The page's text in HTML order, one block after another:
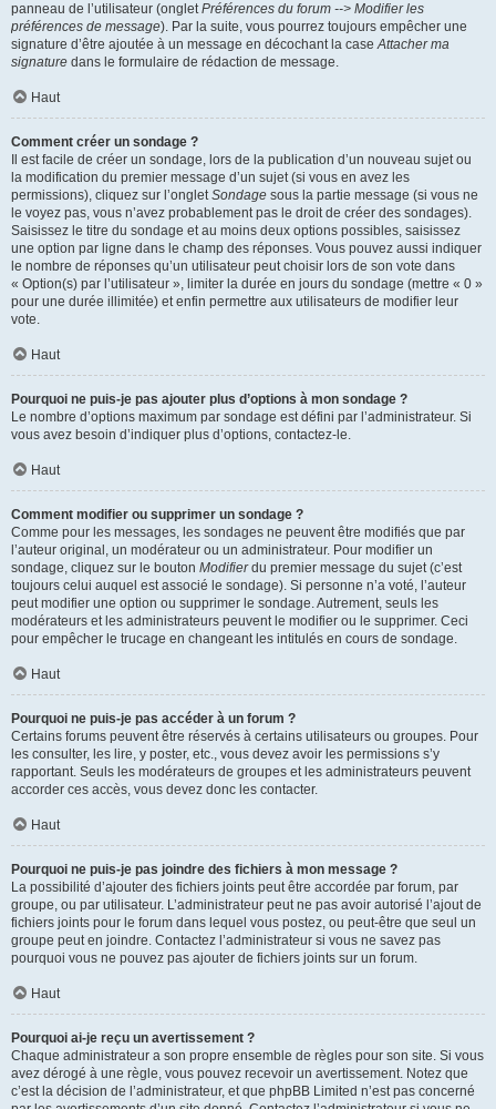
panneau de l’utilisateur (ongletPréférences du forum --> Modifier les
préférences de message). Par la suite, vous pourrez toujours empêcher une
signature d’être ajoutée à un message en décochant la caseAttacher ma
signature dans le formulaire de rédaction de message.
Haut
Comment créer un sondage ?
Il est facile de créer un sondage, lors de la publication d’un nouveau sujet ou
la modification du premier message d’un sujet (si vous en avez les
permissions), cliquez sur l’ongletSondage sous la partie message (si vous ne
le voyez pas, vous n’avez probablement pas le droit de créer des sondages).
Saisissez le titre du sondage et au moins deux options possibles, saisissez
une option par ligne dans le champ des réponses. Vous pouvez aussi indiquer
le nombre de réponses qu’un utilisateur peut choisir lors de son vote dans
« Option(s) par l’utilisateur », limiter la durée en jours du sondage (mettre « 0 »
pour une durée illimitée) et enfin permettre aux utilisateurs de modifier leur
vote.
Haut
Pourquoi ne puis-je pas ajouter plus d’options à mon sondage ?
Le nombre d’options maximum par sondage est défini par l’administrateur. Si
vous avez besoin d’indiquer plus d’options, contactez-le.
Haut
Comment modifier ou supprimer un sondage ?
Comme pour les messages, les sondages ne peuvent être modifiés que par
l’auteur original, un modérateur ou un administrateur. Pour modifier un
sondage, cliquez sur le bouton Modifierdu premier message du sujet (c’est
toujours celui auquel est associé le sondage). Si personne n’a voté, l’auteur
peut modifier une option ou supprimer le sondage. Autrement, seuls les
modérateurs et les administrateurs peuvent le modifier ou le supprimer. Ceci
pour empêcher le trucage en changeant les intitulés en cours de sondage.
Haut
Pourquoi ne puis-je pas accéder à un forum ?
Certains forums peuvent être réservés à certains utilisateurs ou groupes. Pour
les consulter, les lire, y poster, etc., vous devez avoir les permissions s’y
rapportant. Seuls les modérateurs de groupes et les administrateurs peuvent
accorder ces accès, vous devez donc les contacter.
Haut
Pourquoi ne puis-je pas joindre des fichiers à mon message ?
La possibilité d’ajouter des fichiers joints peut être accordée par forum, par
groupe, ou par utilisateur. L’administrateur peut ne pas avoir autorisé l’ajout de
fichiers joints pour le forum dans lequel vous postez, ou peut-être que seul un
groupe peut en joindre. Contactez l’administrateur si vous ne savez pas
pourquoi vous ne pouvez pas ajouter de fichiers joints sur un forum.
Haut
Pourquoi ai-je reçu un avertissement ?
Chaque administrateur a son propre ensemble de règles pour son site. Si vous
avez dérogé à une règle, vous pouvez recevoir un avertissement. Notez que
c’est la décision de l’administrateur, et que phpBB Limited n’est pas concerné